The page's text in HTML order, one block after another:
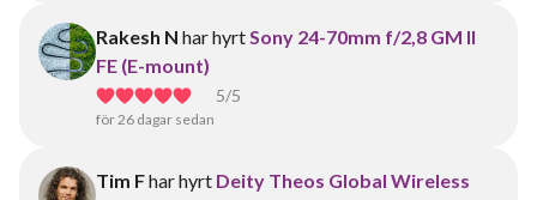
Rakesh N har hyrtSony 24-70mm f/2,8 GM II
FE (E-mount)
5/5
för 26 dagar sedan
Tim Fhar hyrt Deity Theos Global Wireless